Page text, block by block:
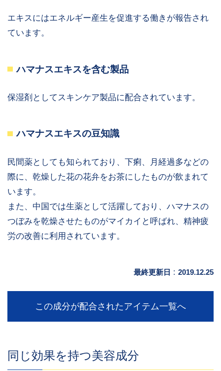
エキスにはエネルギー産生を促進する働きが報告され
ています。
ハマナスエキスを含む製品
保湿剤としてスキンケア製品に配合されています。
ハマナスエキスの豆知識
民間薬としても知られており、下痢、月経過多などの
際に、乾燥した花の花弁をお茶にしたものが飲まれて
います。
また、中国では生薬として活躍しており、ハマナスの
つぼみを乾燥させたものがマイカイと呼ばれ、精神疲
労の改善に利用されています。
最終更新日 : 2019.12.25
この成分が配合されたアイテム一覧へ
同じ効果を持つ美容成分